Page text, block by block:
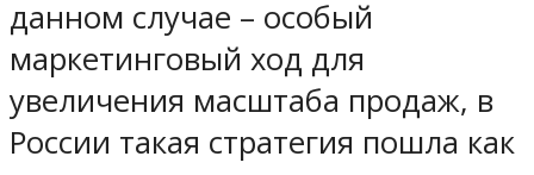
данном случае – особый
маркетинговый ход для
увеличения масштаба продаж, в
России такая стратегия пошла как